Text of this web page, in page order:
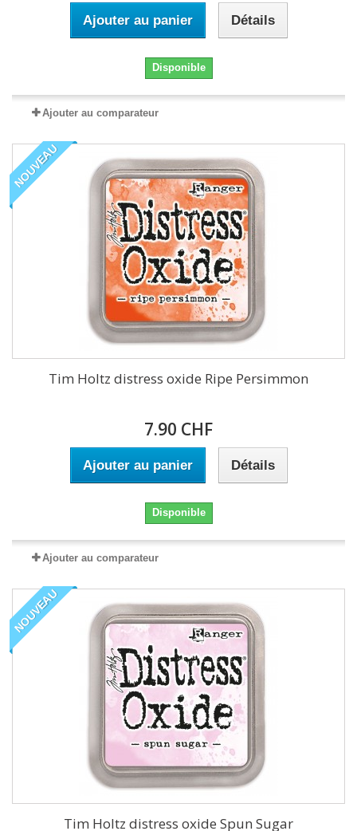
Ajouter au panier Détails
Disponible
Ajouter au comparateur
NOUVEAU
Tim Holtz distress oxide Ripe Persimmon
7.90 CHF
Ajouter au panier Détails
Disponible
Ajouter au comparateur
NOUVEAU
Tim Holtz distress oxide Spun Sugar